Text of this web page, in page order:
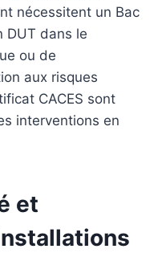
nécessitent un Bac
DUT dans le
ou de
aux risques
CACES sont
interventions en
et